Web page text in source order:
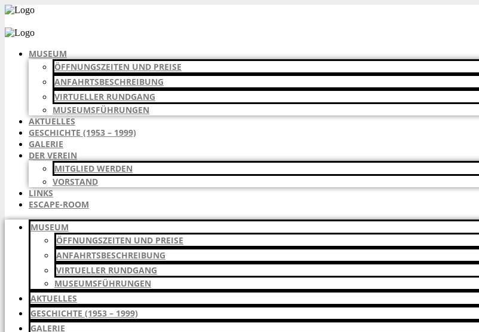
Zum
springen
MUSEUM
ÖFFNUNGSZEITEN UND PREISE
ANFAHRTSBESCHREIBUNG
VIRTUELLER RUNDGANG
MUSEUMSFÜHRUNGEN
AKTUELLES
GESCHICHTE (1953 – 1999)
GALERIE
DER VEREIN
MITGLIED WERDEN
VORSTAND
LINKS
ESCAPE-ROOM
MUSEUM
ÖFFNUNGSZEITEN UND PREISE
ANFAHRTSBESCHREIBUNG
VIRTUELLER RUNDGANG
MUSEUMSFÜHRUNGEN
AKTUELLES
GESCHICHTE (1953 – 1999)
GALERIE